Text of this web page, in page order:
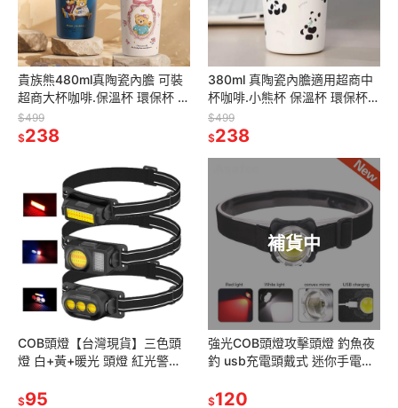
貴族熊480ml真陶瓷內膽 可裝
超商大杯咖啡.保溫杯 環保杯 隨
行杯 保溫杯 飲料杯 陶瓷保溫杯
隨行咖啡杯
$499
$238
380ml 真陶瓷內膽適用超商中
杯咖啡.小熊杯 保溫杯 環保杯
隨行杯 保溫杯 飲料杯 陶瓷保溫
杯 水杯 隨行咖啡杯
$499
$238
COB頭燈【台灣現貨】三色頭
燈 白+黃+暖光 頭燈 紅光警示
工作頭燈 釣魚頭燈
$95
補貨中
強光COB頭燈攻擊頭燈 釣魚夜
釣 usb充電頭戴式 迷你手電筒
備 停電頭燈
$120